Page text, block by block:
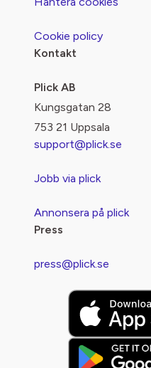
Cookie policy
Kontakt
Plick AB
Kungsgatan 28
753 21 Uppsala
support@plick.se
Jobb via plick
Annonsera på plick
Press
press@plick.se